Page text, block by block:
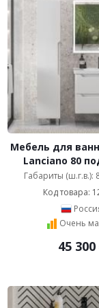
Мебель для
Lanciano 80
Габариты (ш.г.в.):
Код товара:
Очень
45 300